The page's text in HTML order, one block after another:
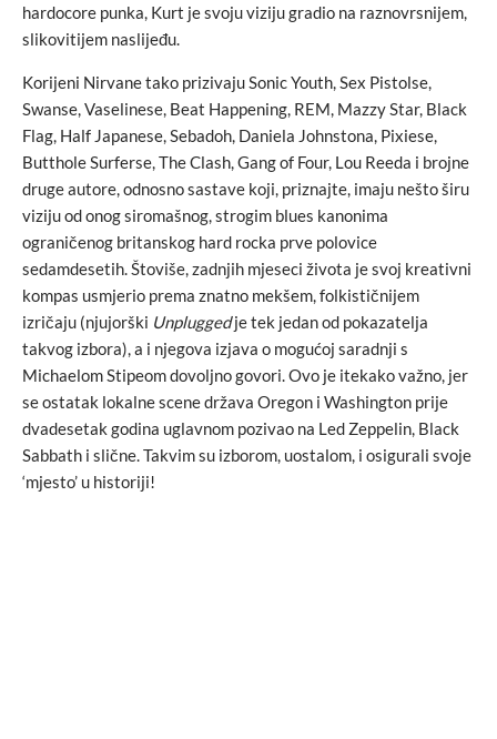
hardocore punka, Kurt je svoju viziju gradio na raznovrsnijem,
slikovitijem naslijeđu.
Korijeni Nirvane tako prizivaju Sonic Youth, Sex Pistolse,
Swanse, Vaselinese, Beat Happening, REM, Mazzy Star, Black
Flag, Half Japanese, Sebadoh, Daniela Johnstona, Pixiese,
Butthole Surferse, The Clash, Gang of Four, Lou Reeda i brojne
druge autore, odnosno sastave koji, priznajte, imaju nešto širu
viziju od onog siromašnog, strogim blues kanonima
ograničenog britanskog hard rocka prve polovice
sedamdesetih. Štoviše, zadnjih mjeseci života je svoj kreativni
kompas usmjerio prema znatno mekšem, folkističnijem
izričaju (njujorški Unpluggedje tek jedan od pokazatelja
takvog izbora), a i njegova izjava o mogućoj saradnji s
Michaelom Stipeom dovoljno govori. Ovo je itekako važno, jer
se ostatak lokalne scene država Oregon i Washington prije
dvadesetak godina uglavnom pozivao na Led Zeppelin, Black
Sabbath i slične. Takvim su izborom, uostalom, i osigurali svoje
‘mjesto’ u historiji!